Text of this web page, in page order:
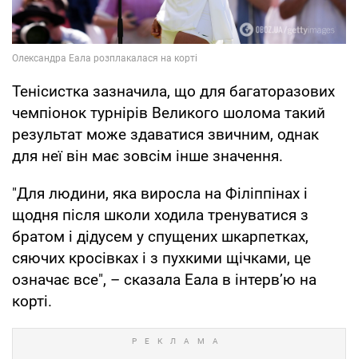
Тенісистка зазначила, що для багаторазових
чемпіонок турнірів Великого шолома такий
результат може здаватися звичним, однак
для неї він має зовсім інше значення.
"Для людини, яка виросла на Філіппінах і
щодня після школи ходила тренуватися з
братом і дідусем у спущених шкарпетках,
сяючих кросівках і з пухкими щічками, це
означає все", – сказала Еала в інтерв’ю на
корті.